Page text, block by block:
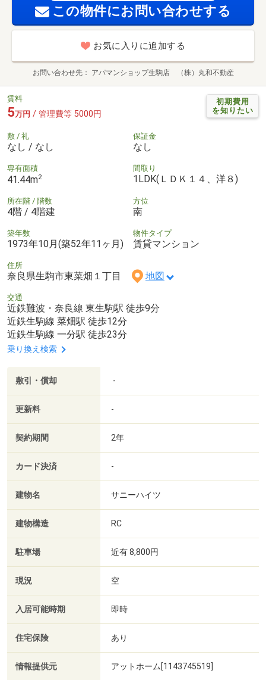
この物件にお問い合わせする
お気に入りに追加する
お問い合わせ先 アパマンショップ生駒店 （株）丸和不動産
初期費用
を知りたい
賃料
5万円 / 管理費等 5000円
敷 / 礼
なし / なし
保証金
なし
専有面積
41.44m2
間取り
1LDK(ＬＤＫ１４、洋８)
所在階 / 階数
4階 / 4階建
方位
南
築年数
1973年10月(築52年11ヶ月)
物件タイプ
賃貸マンション
住所
奈良県生駒市東菜畑１丁目 地図
交通
近鉄難波・奈良線 東生駒駅 徒歩9分
近鉄生駒線 菜畑駅 徒歩12分
近鉄生駒線 一分駅 徒歩23分
乗り換え検索
敷引・償却 -
更新料 -
契約期間 2年
カード決済 -
建物名 サニーハイツ
建物構造 RC
駐車場 近有 8,800円
現況 空
入居可能時期 即時
住宅保険 あり
情報提供元 アットホーム[1143745519]